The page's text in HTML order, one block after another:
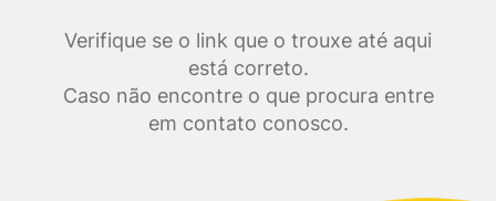
Verifique se o link que o trouxe até aqui
está correto.
Caso não encontre o que procura entre
em contato conosco.